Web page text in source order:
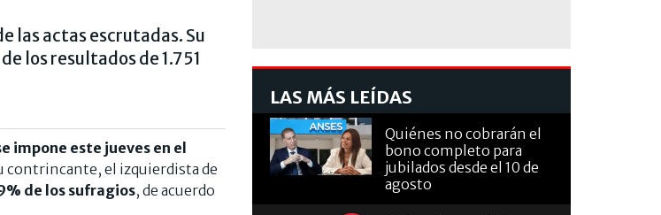
las actas escrutadas. Su
los resultados de 1.751
impone este jueves en el
contrincante, el izquierdista de
de los sufragios, de acuerdo
LAS MÁS LEÍDAS
Quiénes no cobrarán el
bono completo para
jubilados desde el 10 de
agosto